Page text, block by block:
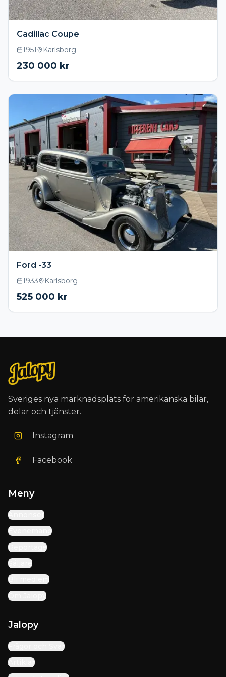
Cadillac Coupe
1951 Karlsborg
230 000 kr
Ford -33
1933 Karlsborg
525 000 kr
Sveriges nya marknadsplats för amerikanska bilar,
delar och tjänster.
Instagram
Facebook
Meny
Annonser
Evenemang
Reportage
Säljare
Bli medlem
Om Jalopy
Jalopy
Frågor och Svar
Artiklar